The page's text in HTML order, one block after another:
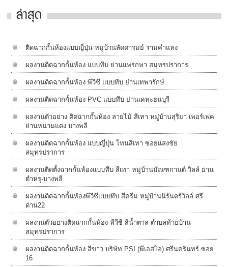
ล่าสุด
ติดฉากกั้นห้องแบบญี่ปุ่น หมู่บ้านลัดดารมย์ รามคำแหง
ผลงานติดฉากกั้นห้อง แบบทึบ ย่านแพรกษา สมุทรปราการ
ผลงานติดฉากกั้นห้อง พีวีซี แบบทึบ ย่านเทพารักษ์
ผลงานติดฉากกั้นห้อง PVC แบบทึบ ย่านเคหะธนบุรี
ผลงานตัวอย่าง ติดฉากกั้นห้อง ลายไม้ สีเทา หมู่บ้านสุริยา เพอร์เฟค
ย่านหนามแดง บางพลี
ผลงานติดฉากกั้นห้อง แบบญี่ปุ่น โทนสีเทา ซอยแสงชัย
สมุทรปราการ
ผลงานติดตั้งฉากกั้นห้องแบบทึบ สีเทา หมู่บ้านมัณฑกานต์ วิลล์ ย่าน
ตำหรุ-บางพลี
ผลงานติดฉากกั้นห้องพีวีซีแบบทึบ สีครีม หมู่บ้านนิรันดร์วิลล์​ ศรี
ด่าน22
ผลงานตัวอย่างติดฉากกั้นห้อง พีวีซี สีน้ำตาล ตำบลท้ายบ้าน
สมุทรปราการ
ผลงานติดฉากกั้นห้อง สีขาว บริษัท PSI (พีเอสไอ) ศรีนครินทร์ ซอย
16